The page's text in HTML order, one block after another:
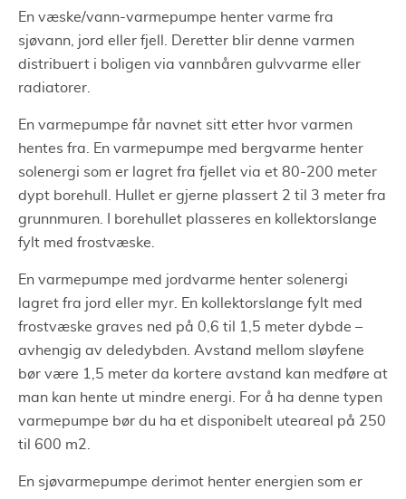
En væske/vann-varmepumpe henter varme fra
sjøvann, jord eller fjell. Deretter blir denne varmen
distribuert i boligen via vannbåren gulvvarme eller
radiatorer.
En varmepumpe får navnet sitt etter hvor varmen
hentes fra. En varmepumpe med bergvarme henter
solenergi som er lagret fra fjellet via et 80-200 meter
dypt borehull. Hullet er gjerne plassert 2 til 3 meter fra
grunnmuren. I borehullet plasseres en kollektorslange
fylt med frostvæske.
En varmepumpe med jordvarme henter solenergi
lagret fra jord eller myr. En kollektorslange fylt med
frostvæske graves ned på 0,6 til 1,5 meter dybde –
avhengig av deledybden. Avstand mellom sløyfene
bør være 1,5 meter da kortere avstand kan medføre at
man kan hente ut mindre energi. For å ha denne typen
varmepumpe bør du ha et disponibelt uteareal på 250
til 600 m2.
En sjøvarmepumpe derimot henter energien som er